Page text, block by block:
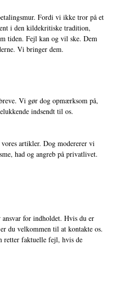
Fordi vi ikke tror på et
i den kildekritiske tradition,
tiden. Fejl kan og vil ske. Dem
Vi bringer dem.
Vi gør dog opmærksom på,
indsendt til os.
artikler. Dog modererer vi
had og angreb på privatlivet.
for indholdet. Hvis du er
du velkommen til at kontakte os.
faktuelle fejl, hvis de